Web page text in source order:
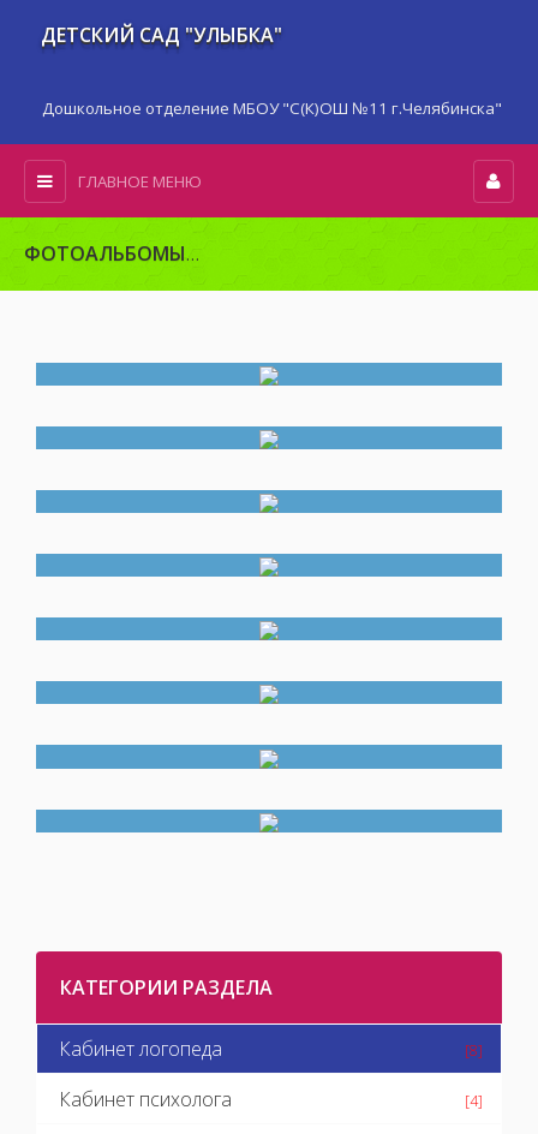
ДЕТСКИЙ САД "УЛЫБКА"
Дошкольное отделение МБОУ "С(К)ОШ №11 г.Челябинска"
ГЛАВНОЕ МЕНЮ
ФОТОАЛЬБОМЫ
КАТЕГОРИИ РАЗДЕЛА
Кабинет логопеда [8]
Кабинет психолога [4]